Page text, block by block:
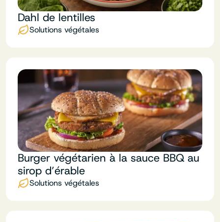
Dahl de lentilles
Solutions végétales
Burger végétarien à la sauce BBQ au
sirop d’érable
Solutions végétales